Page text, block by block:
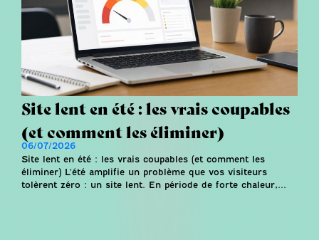
Site lent en été : les vrais coupables
(et comment les éliminer)
06/07/2026
Site lent en été : les vrais coupables (et comment les
éliminer) L'été amplifie un problème que vos visiteurs
tolèrent zéro : un site lent. En période de forte chaleur,...